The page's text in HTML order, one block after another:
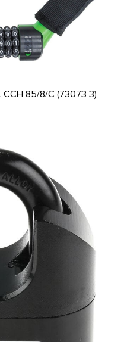
CCH 85/8/C (73073 3)